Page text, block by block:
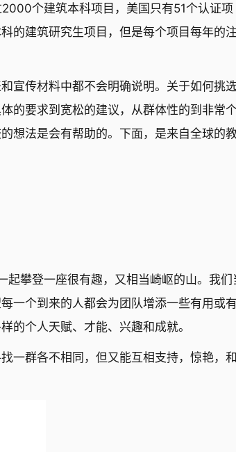
个建筑本科项目，美国只有51个认证项
的建筑研究生项目，但是每个项目每年的
宣传材料中都不会明确说明。关于如何挑
的要求到宽松的建议，从群体性的到非常
想法是会有帮助的。下面，是来自全球的
起攀登一座很有趣，又相当崎岖的山。我们
一个到来的人都会为团队增添一些有用或
的个人天赋、才能、兴趣和成就。
一群各不相同，但又能互相支持，惊艳，